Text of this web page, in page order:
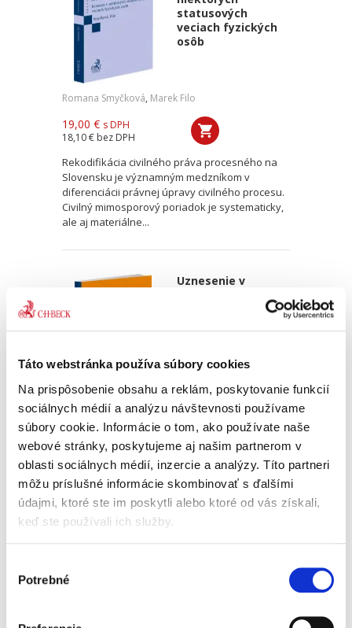
Táto webstránka používa súbory cookies
Na prispôsobenie obsahu a reklám, poskytovanie funkcií
sociálnych médií a analýzu návštevnosti používame
súbory cookie. Informácie o tom, ako používate naše
webové stránky, poskytujeme aj našim partnerom v
oblasti sociálnych médií, inzercie a analýzy. Títo partneri
môžu príslušné informácie skombinovať s ďalšími
údajmi, ktoré ste im poskytli alebo ktoré od vás získali,
keď ste používali ich služby.
súhlasu
Potrebné
statusových
veciach fyzických
osôb
Romana Smyčková, Marek Filo
19,00 € s DPH
18,10 € bez DPH
Rekodifikácia civilného práva procesného na
Slovensku je významným medzníkom v
diferenciácii právnej úpravy civilného procesu.
Civilný mimosporový poriadok je systematicky,
ale aj materiálne...
Uznesenie v
Alexandra Löwy
19,00 € s DPH
18,10 €bez DPH
Rekodifikácia civilného práva procesného
predstavuje významný krok smerom k
modernizácii civilného procesu ako takého.
Dynamika, a v mnohých smeroch nová